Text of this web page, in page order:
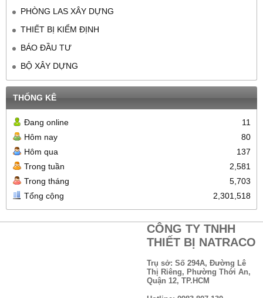
PHÒNG LAS XÂY DỰNG
THIẾT BỊ KIỂM ĐỊNH
BÁO ĐẦU TƯ
BỘ XÂY DỰNG
THỐNG KÊ
Đang online
11
Hôm nay
80
Hôm qua
137
Trong tuần
2,581
Trong tháng
5,703
Tổng cộng
2,301,518
CÔNG TY TNHH
THIẾT BỊ NATRACO
Trụ sở: Số 294A, Đường Lê
Thị Riêng, Phường Thới An,
Quận 12, TP.HCM